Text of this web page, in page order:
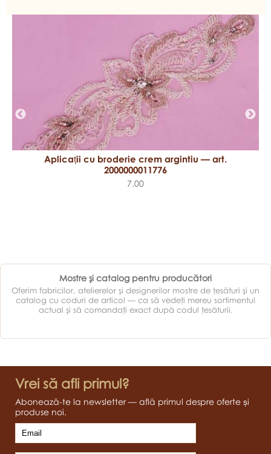
Aplicații cu broderie crem argintiu — art.
2000000011776
7.00
Mostre şi catalog pentru producători
Oferim fabricilor, atelierelor şi designerilor mostre de ţesături şi un
catalog cu coduri de articol — ca să vedeţi mereu sortimentul
actual şi să comandaţi exact după codul ţesăturii.
Vrei să afli primul?
Abonează-te la newsletter — află primul despre oferte și
produse noi.